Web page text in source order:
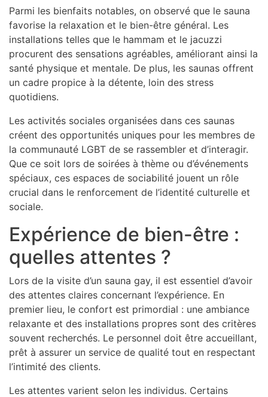
Parmi les bienfaits notables, on observé que le sauna
favorise la relaxation et le bien-être général. Les
installations telles que le hammam et le jacuzzi
procurent des sensations agréables, améliorant ainsi la
santé physique et mentale. De plus, les saunas offrent
un cadre propice à la détente, loin des stress
quotidiens.
Les activités sociales organisées dans ces saunas
créent des opportunités uniques pour les membres de
la communauté LGBT de se rassembler et d’interagir.
Que ce soit lors de soirées à thème ou d’événements
spéciaux, ces espaces de sociabilité jouent un rôle
crucial dans le renforcement de l’identité culturelle et
sociale.
Expérience de bien-être :
quelles attentes ?
Lors de la visite d’un sauna gay, il est essentiel d’avoir
des attentes claires concernant l’expérience. En
premier lieu, le confort est primordial : une ambiance
relaxante et des installations propres sont des critères
souvent recherchés. Le personnel doit être accueillant,
prêt à assurer un service de qualité tout en respectant
l’intimité des clients.
Les attentes varient selon les individus. Certains